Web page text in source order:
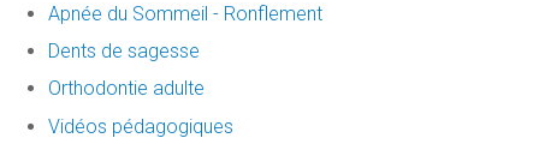
Apnée du Sommeil - Ronflement
Dents de sagesse
Orthodontie adulte
Vidéos pédagogiques